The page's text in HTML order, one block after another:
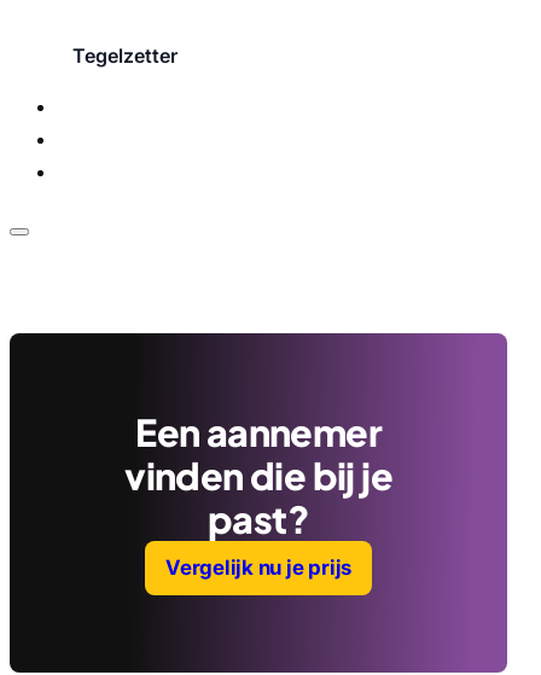
Tegelzetter
Een aannemer
vinden die bij je
past?
Vergelijk nu je prijs